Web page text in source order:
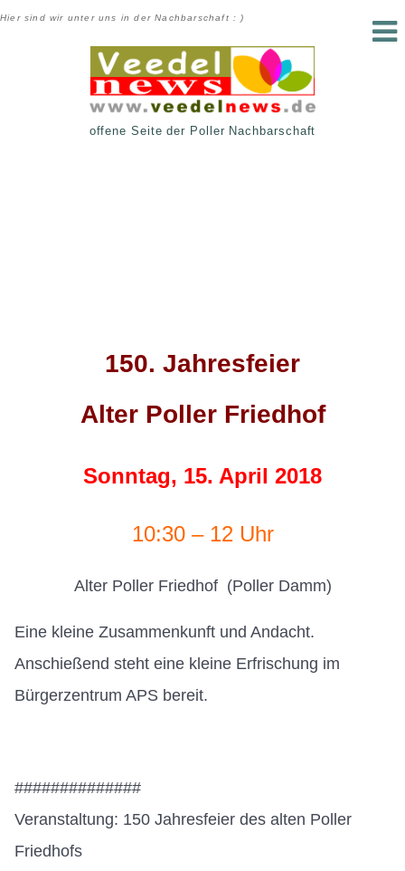
Hier sind wir unter uns in der Nachbarschaft : )
offene Seite der Poller Nachbarschaft
150. Jahresfeier
Alter Poller Friedhof
Sonntag, 15. April 2018
10:30 – 12 Uhr
Alter Poller Friedhof (Poller Damm)
Eine kleine Zusammenkunft und Andacht.
Anschießend steht eine kleine Erfrischung im
Bürgerzentrum APS bereit.
##############
Veranstaltung: 150 Jahresfeier des alten Poller
Friedhofs